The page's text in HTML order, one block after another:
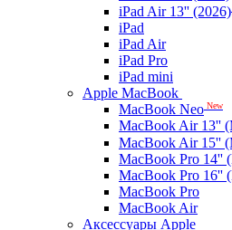
iPad Air 13'' (2026)
iPad
iPad Air
iPad Pro
iPad mini
Apple MacBook
MacBook Neo New
MacBook Air 13''
MacBook Air 15''
MacBook Pro 14''
MacBook Pro 16''
MacBook Pro
MacBook Air
Аксессуары Apple